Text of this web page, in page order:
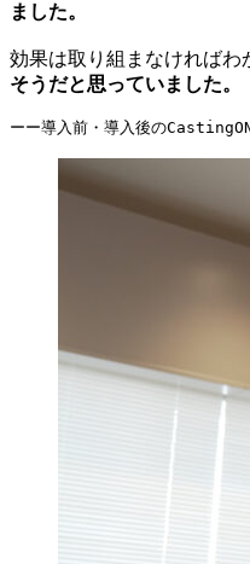
ました。
効果は取り組まなければわ
そうだと思っていました。
ーー導入前・導入後の